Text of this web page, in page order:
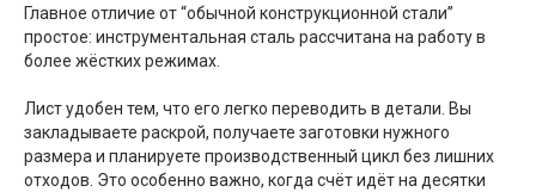
Главное отличие от “обычной конструкционной стали”
простое: инструментальная сталь рассчитана на работу в
более жёстких режимах.
Лист удобен тем, что его легко переводить в детали. Вы
закладываете раскрой, получаете заготовки нужного
размера и планируете производственный цикл без лишних
отходов. Это особенно важно, когда счёт идёт на десятки